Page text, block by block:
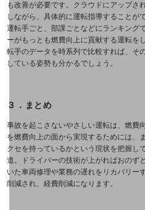
衛星携帯電話
IOT完了済みメーカーブランド製品
料金
ケータイプラン
5Gデータプラス
データプラス
も改善が必要です。クラウドにアップさ
しながら、具体的に運転指導することが
運転手ごと、部課ごとなどにランキング
ーがもっとも燃費向上に貢献する運転を
転手のデータを時系列で比較すれば、そ
している姿勢も分かるでしょう。
３．まとめ
事故を起こさないやさしい運転は、燃費
を燃費向上の面から実現するためには、
クセを持っているかという現状を把握し
道。ドライバーの技術が上がればおのず
いた車両修理や業務の遅れをリカバリー
削減され、経費削減になります。